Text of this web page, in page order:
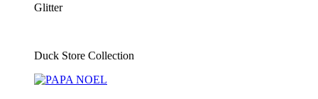
Glitter
Duck Store Collection